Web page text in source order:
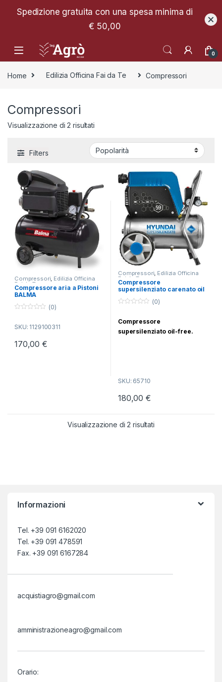
0
Home Edilizia Officina Fai da Te Compressori
Compressori
Visualizzazione di 2 risultatiPopolarità
Filters
Compressori, Edilizia Officina
Fai da Te
Compressore aria a Pistoni
BALMA
u
f
(0)
SKU: 1129100311
170,00€
Compressori, Edilizia Officina
Fai da Te
Compressore
supersilenziato carenato oil
free Hyundai
u
o
(0)
Compressore
supersilenziato oil-free.
SKU: 65710
180,00€
Visualizzazione di 2 risultatiPopolarità
Informazioni
Tel. +39 091 6162020
Tel. +39 091 478591
Fax. +39 091 6167284
acquistiagro@gmail.com
amministrazioneagro@gmail.com
Orario:
Spedizione gratuita con una spesa minima di
€ 50,00